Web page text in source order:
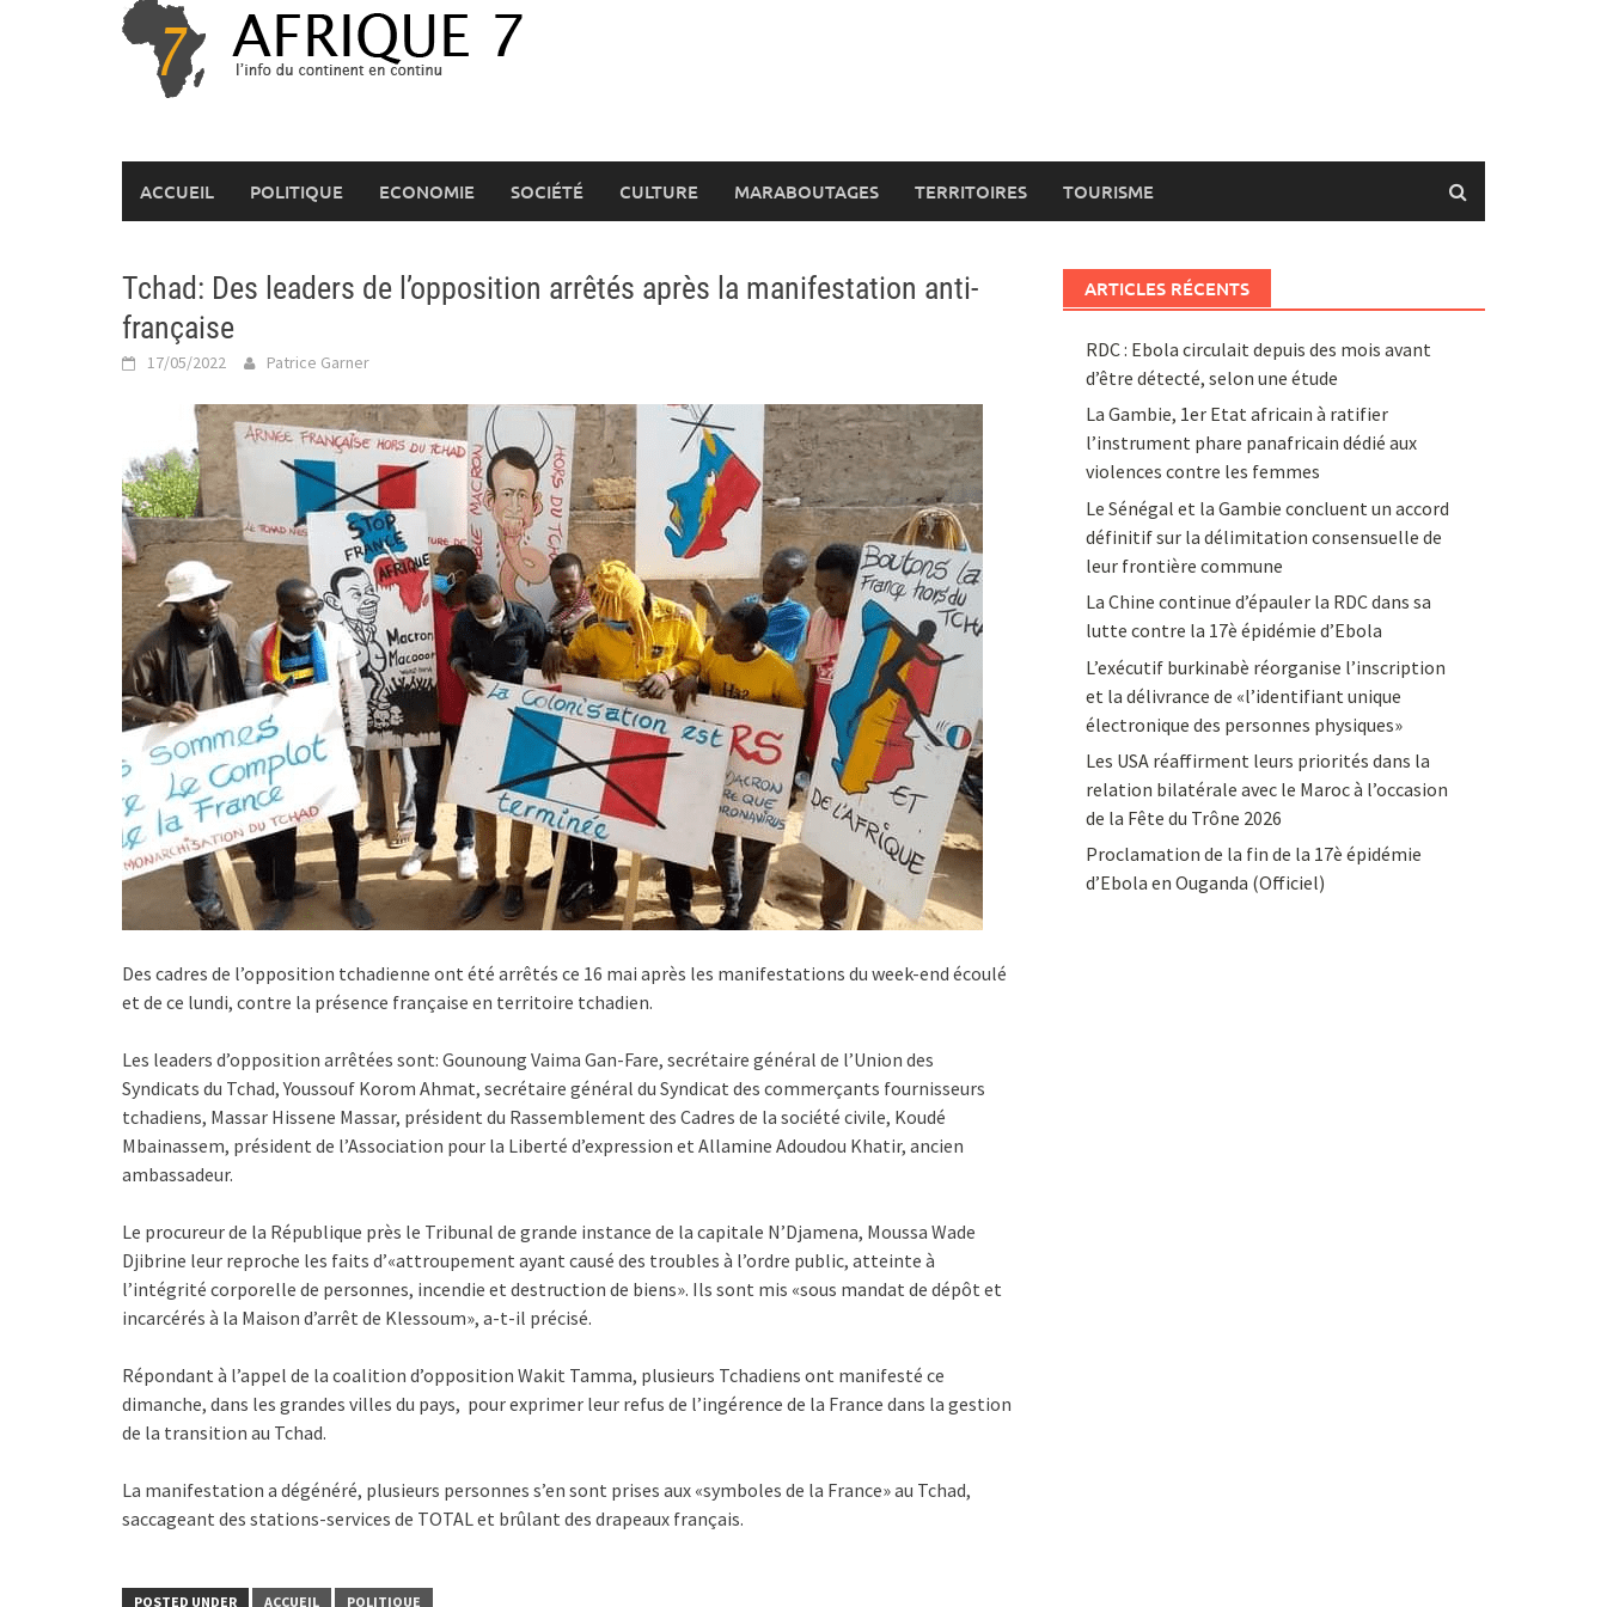
ACCUEIL POLITIQUE ECONOMIE SOCIÉTÉ CULTURE MARABOUTAGES TERRITOIRES TOURISME
Tchad: Des leaders de l’opposition arrêtés après la manifestation anti-
française
17/05/2022 Patrice Garner
Des cadres de l’opposition tchadienne ont été arrêtés ce 16 mai après les manifestations du week-end écoulé
et de ce lundi, contre la présence française en territoire tchadien.
Les leaders d’opposition arrêtées sont: Gounoung Vaima Gan-Fare, secrétaire général de l’Union des
Syndicats du Tchad, Youssouf Korom Ahmat, secrétaire général du Syndicat des commerçants fournisseurs
tchadiens, Massar Hissene Massar, président du Rassemblement des Cadres de la société civile, Koudé
Mbainassem, président de l’Association pour la Liberté d’expression et Allamine Adoudou Khatir, ancien
ambassadeur.
Le procureur de la République près le Tribunal de grande instance de la capitale N’Djamena, Moussa Wade
Djibrine leur reproche les faits d’«attroupement ayant causé des troubles à l’ordre public, atteinte à
l’intégrité corporelle de personnes, incendie et destruction de biens». Ils sont mis «sous mandat de dépôt et
incarcérés à la Maison d’arrêt de Klessoum», a-t-il précisé.
Répondant à l’appel de la coalition d’opposition Wakit Tamma, plusieurs Tchadiens ont manifesté ce
dimanche, dans les grandes villes du pays, pour exprimer leur refus de l’ingérence de la France dans la gestion
de la transition au Tchad.
La manifestation a dégénéré, plusieurs personnes s’en sont prises aux «symboles de la France» au Tchad,
saccageant des stations-services de TOTAL et brûlant des drapeaux français.
POSTED UNDER ACCUEIL POLITIQUE
ARTICLES RÉCENTS
RDC : Ebola circulait depuis des mois avant
d’être détecté, selon une étude
La Gambie, 1er Etat africain à ratifier
l’instrument phare panafricain dédié aux
violences contre les femmes
Le Sénégal et la Gambie concluent un accord
définitif sur la délimitation consensuelle de
leur frontière commune
La Chine continue d’épauler la RDC dans sa
lutte contre la 17è épidémie d’Ebola
L’exécutif burkinabè réorganise l’inscription
et la délivrance de «l’identifiant unique
électronique des personnes physiques»
Les USA réaffirment leurs priorités dans la
relation bilatérale avec le Maroc à l’occasion
de la Fête du Trône 2026
Proclamation de la fin de la 17è épidémie
d’Ebola en Ouganda (Officiel)